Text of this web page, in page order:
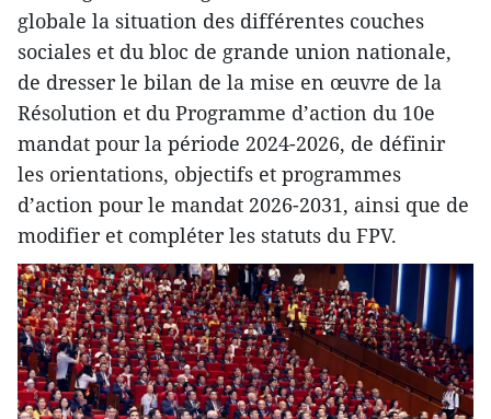
globale la situation des différentes couches
sociales et du bloc de grande union nationale,
de dresser le bilan de la mise en œuvre de la
Résolution et du Programme d’action du 10e
mandat pour la période 2024-2026, de définir
les orientations, objectifs et programmes
d’action pour le mandat 2026-2031, ainsi que de
modifier et compléter les statuts du FPV.